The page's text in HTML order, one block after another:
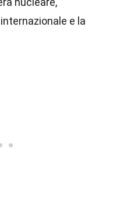
e la